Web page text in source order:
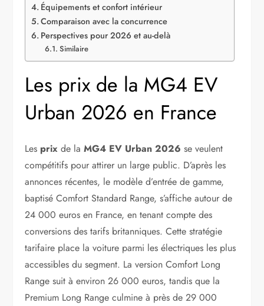
Équipements et confort intérieur
Comparaison avec la concurrence
Perspectives pour 2026 et au-delà
Similaire
Les prix de la MG4 EV
Urban 2026 en France
Les prix de laMG4 EV Urban 2026 se veulent
compétitifs pour attirer un large public. D’après les
annonces récentes, le modèle d’entrée de gamme,
baptisé Comfort Standard Range, s’affiche autour de
24 000 euros en France, en tenant compte des
conversions des tarifs britanniques. Cette stratégie
tarifaire place la voiture parmi les électriques les plus
accessibles du segment. La version Comfort Long
Range suit à environ 26 000 euros, tandis que la
Premium Long Range culmine à près de 29 000